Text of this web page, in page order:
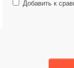
Добавить к